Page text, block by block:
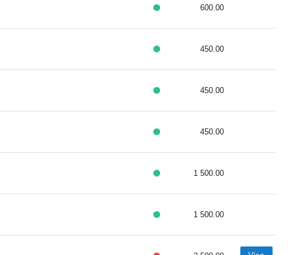
600.00
450.00
450.00
450.00
1 500.00
1 500.00